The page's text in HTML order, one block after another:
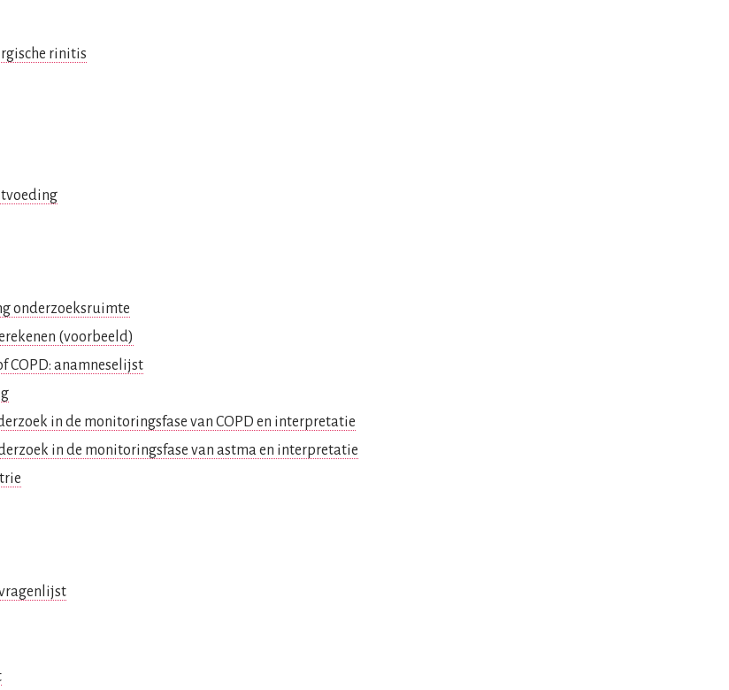
rinitis
onderzoeksruimte
(voorbeeld)
COPD: anamneselijst
in de monitoringsfase van COPD en interpretatie
in de monitoringsfase van astma en interpretatie